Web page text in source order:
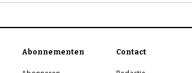
Abonnementen Contact